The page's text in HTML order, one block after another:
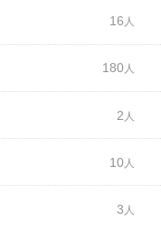
16
180
2
10
3